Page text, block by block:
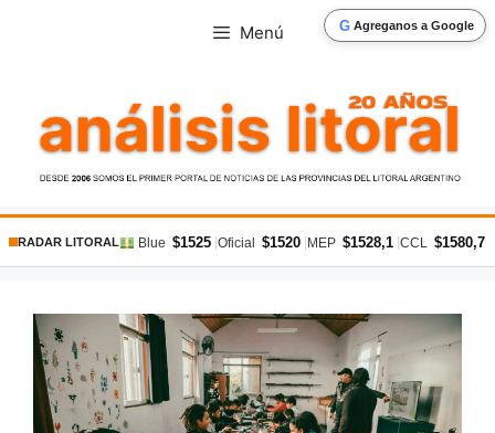
G Agreganos a Google
Menú
RADAR LITORAL Blue $1525 Oficial $1520 MEP $1528,1 CCL $1580,7